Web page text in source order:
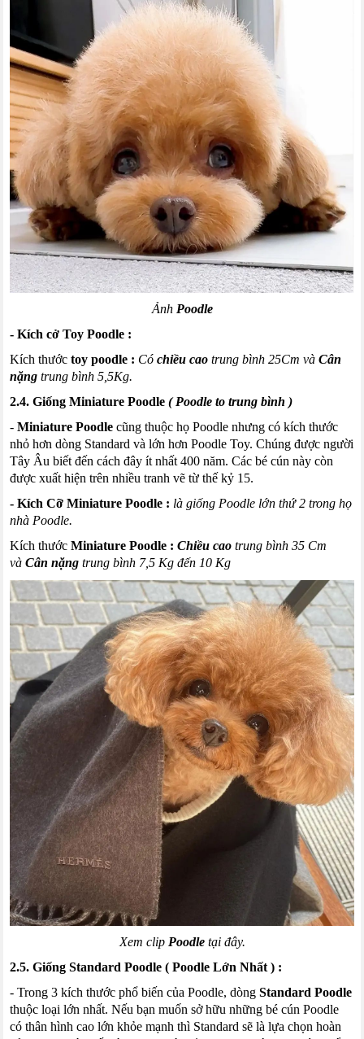
Ảnh Poodle
- Kíchcở Toy Poodle :
Kích thước toy poodle : Cóchiều cao trung bình 25Cm vàCân
nặngtrung bình 5 ,5Kg.
2.4. GiốngMiniature Poodle (Poodle to trung bình )
-Miniature Poodle cũng thuộc họPoodle nhưng có kích thước
nhỏ hơn dòng Standard và lớn hơnPoodle Toy. Chúng được người
Tây Âu biết đến cách đây ít nhất 400 năm. Các bécún này còn
được xuất hiện trên nhiều tranh vẽ từ thế kỷ 15.
- KíchCỡ Miniature Poodle : là giống Poodle lớn thứ 2 trong họ
nhà Poodle.
Kích thước Miniature Poodle :Chiều cao trung bình 35 Cm
vàCân nặng trung bình 7,5 Kg đến 10 Kg
Xem clip Poodletại đây.
2.5. GiốngStandard Poodle (Poodle Lớn Nhất ) :
- Trong 3 kích thước phổ biến củaPoodle, dòngStandard Poodle
thuộc loại lớn nhất. Nếu bạn muốn sở hữu những bécún Poodle
có thân hình cao lớn khỏe mạnh thì Standard sẽ là lựa chọn hoàn